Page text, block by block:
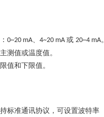
0~20 mA、 4~20 mA 或 20~4 mA
测值或温度值。
值和下限值。
标准通讯协议，可设置波特率